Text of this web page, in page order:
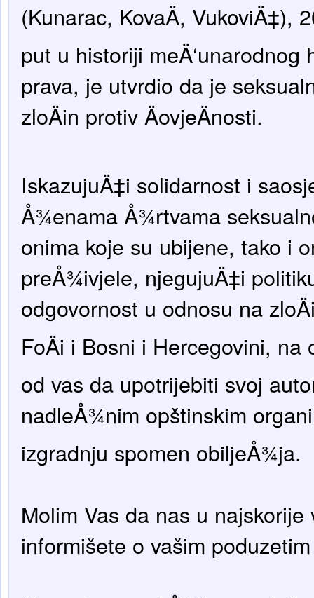
(Kunarac, KovaÄ, VukoviÄ‡),
put u historiji meÄ‘unarodnog
prava, je utvrdio da je
zloÄin protiv ÄovjeÄnosti.
IskazujuÄ‡i solidarnost i
Å¾enama Å¾rtvama
onima koje su ubijene, tako i
preÅ¾ivjele, njegujuÄ‡i
odgovornost u odnosu na
FoÄi i Bosni i Hercegovini,
od vas da upotrijebiti svoj
nadleÅ¾nim opštinskim
izgradnju spomen obiljeÅ¾ja.
Molim Vas da nas u najskorije
informišete o vašim